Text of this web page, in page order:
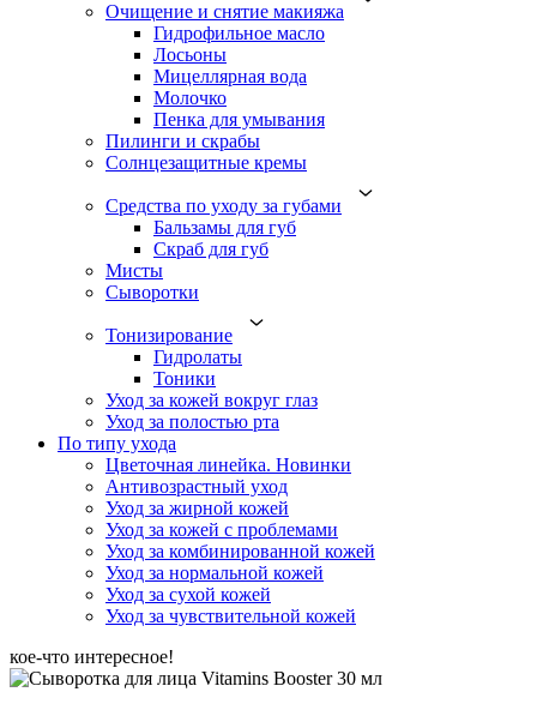
Очищение и снятие макияжа
Гидрофильное масло
Лосьоны
Мицеллярная вода
Молочко
Пенка для умывания
Пилинги и скрабы
Солнцезащитные кремы
Средства по уходу за губами
Бальзамы для губ
Скраб для губ
Мисты
Сыворотки
Тонизирование
Гидролаты
Тоники
Уход за кожей вокруг глаз
Уход за полостью рта
По типу ухода
Цветочная линейка. Новинки
Антивозрастный уход
Уход за жирной кожей
Уход за кожей с проблемами
Уход за комбинированной кожей
Уход за нормальной кожей
Уход за сухой кожей
Уход за чувствительной кожей
кое-что интересное!